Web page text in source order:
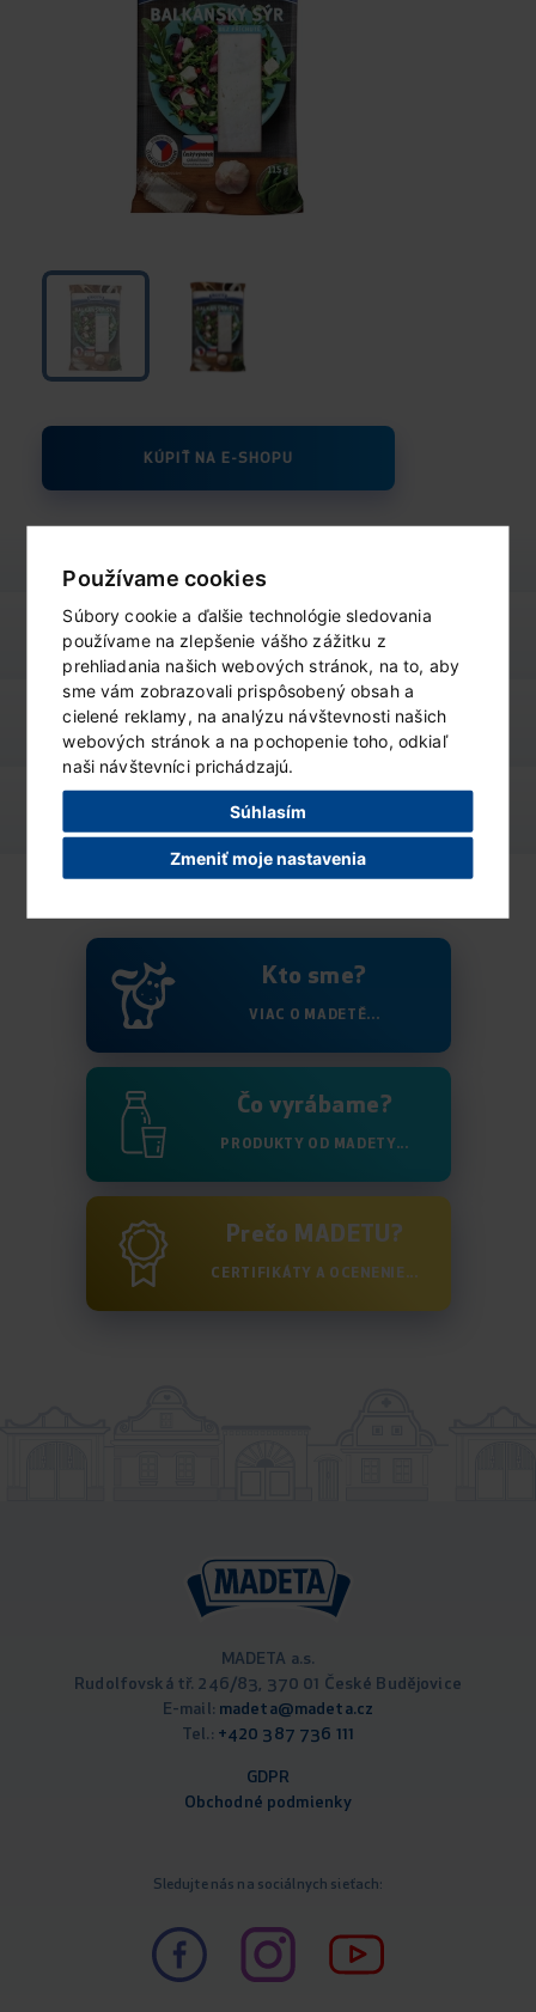
Používame cookies
Súbory cookie a ďalšie technológie sledovania
používame na zlepšenie vášho zážitku z
prehliadania našich webových stránok, na to, aby
sme vám zobrazovali prispôsobený obsah a
cielené reklamy, na analýzu návštevnosti našich
webových stránok a na pochopenie toho, odkiaľ
naši návštevníci prichádzajú.
Súhlasím
Zmeniť moje nastavenia
KÚPIŤ NA E-SHOPU
výživové údaje
varianty produktu ZOBRAZIŤ
Kto sme?
VIAC O MADETĚ...
Čo vyrábame?
PRODUKTY OD MADETY...
Prečo MADETU?
CERTIFIKÁTY A OCENENIE...
MADETA a.s.
Rudolfovská tř. 246/83, 370 01 České Budějovice
E-mail: madeta@madeta.cz
Tel.: +420 387 736 111
GDPR
Obchodné podmienky
Sledujte nás na sociálnych sieťach: